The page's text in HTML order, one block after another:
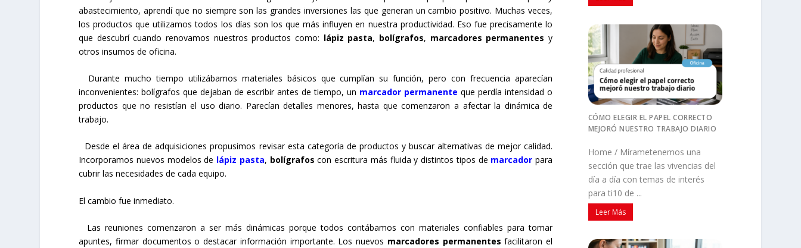
abastecimiento, aprendí que no siempre son las grandes inversiones las que generan un cambio positivo. Muchas veces,
los productos que utilizamos todos los días son los que más influyen en nuestra productividad. Eso fue precisamente lo
que descubrí cuando renovamos nuestros productos como: lápiz pasta, bolígrafos, marcadores permanentes y
otros insumos de oficina.
Durante mucho tiempo utilizábamos materiales básicos que cumplían su función, pero con frecuencia aparecían
inconvenientes: bolígrafos que dejaban de escribir antes de tiempo, un marcador permanente que perdía intensidad o
productos que no resistían el uso diario. Parecían detalles menores, hasta que comenzaron a afectar la dinámica de
trabajo.
Desde el área de adquisiciones propusimos revisar esta categoría de productos y buscar alternativas de mejor calidad.
Incorporamos nuevos modelos de lápiz pasta, bolígrafos con escritura más fluida y distintos tipos de marcador para
cubrir las necesidades de cada equipo.
El cambio fue inmediato.
Las reuniones comenzaron a ser más dinámicas porque todos contábamos con materiales confiables para tomar
apuntes, firmar documentos o destacar información importante. Los nuevos marcadores permanentes facilitaron el
CÓMO ELEGIR EL PAPEL CORRECTO
MEJORÓ NUESTRO TRABAJO DIARIO
Home / Mírametenemos una
sección que trae las vivencias del
día a día con temas de interés
para ti10 de ...
Leer Más